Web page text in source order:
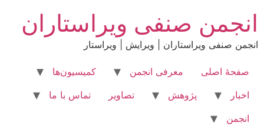
محتوا
انجمن صنفی ویراستاران
انجمن صنفی ویراستاران | ویرایش | ویراستار
صفحۀ اصلی معرفی انجمن
کمیسیون‌ها
اخبار
پژوهش تصاویر
تماس با ما
انجمن